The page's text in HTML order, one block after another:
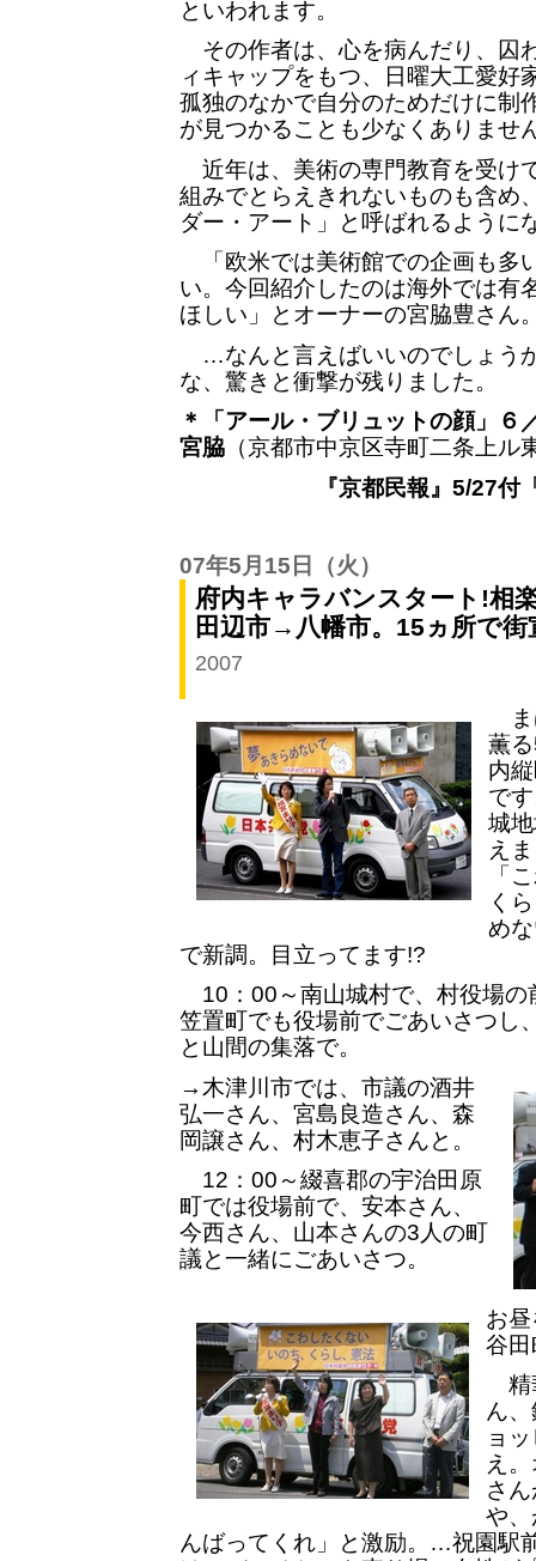
といわれます。
その作者は、心を病んだり、囚
ィキャップをもつ、日曜大工愛好
孤独のなかで自分のためだけに制
が見つかることも少なくありませ
近年は、美術の専門教育を受け
組みでとらえきれないものも含め
ダー・アート」と呼ばれるように
「欧米では美術館での企画も多
い。今回紹介したのは海外では有
ほしい」とオーナーの宮脇豊さん
…なんと言えばいいのでしょう
な、驚きと衝撃が残りました。
＊「アール・ブリュットの顔」６
宮脇 （京都市中京区寺町二条上
『京都民報』5/27
07年5月15日 （火）
府内キャラバンスタート!
田辺市→八幡市。15ヵ所で街
2007
ま
薫
内
で
城
え
「
く
め
で新調。目立ってます!?
10：00～南山城村で、村役場
笠置町でも役場前でごあいさつし
と山間の集落で。
→木津川市では、市議の酒井
弘一さん、宮島良造さん、森
岡譲さん、村木恵子さんと。
12：00～綴喜郡の宇治田原
町では役場前で、安本さん、
今西さん、山本さんの3人の町
議と一緒にごあいさつ。
お
谷
精
ん
ョ
え
さ
や、
んばってくれ」と激励。…祝園駅